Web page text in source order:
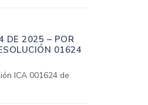
DE 2025 – POR
01624
ICA 001624 de